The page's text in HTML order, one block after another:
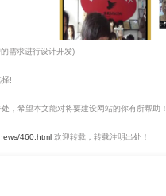
需求进行设计开发)
!
，希望本文能对将要建设网站的你有所帮助！
460.html 欢迎转载，转载注明出处！